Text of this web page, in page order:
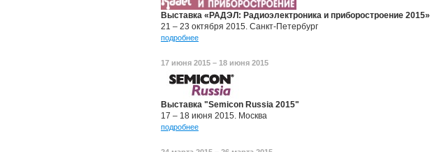
Выставка «РАДЭЛ: Радиоэлектроника и приборостроение 2015»
21 – 23 октября 2015. Санкт-Петербург
подробнее
17 июня 2015 – 18 июня 2015
Выставка "Semicon Russia 2015"
17 – 18 июня 2015. Москва
подробнее